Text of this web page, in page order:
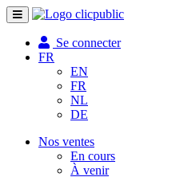
Toggle
navigation
Se connecter
FR
EN
FR
NL
DE
Nos ventes
En cours
À venir